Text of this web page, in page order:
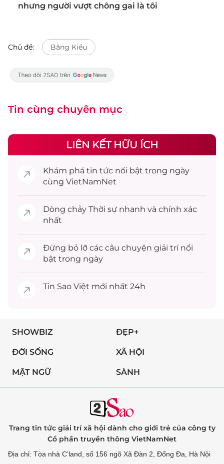
nhưng người vượt chông gai là tôi
Chủ đề: Bằng Kiều
Tin cùng chuyên mục
LIÊN KẾT HỮU ÍCH
Khám phá tin tức nổi bật trong ngày
cùng VietNamNet
Dòng chảy Thời sự nhanh và chính xác
nhất
Đừng bỏ lỡ các câu chuyện giải trínổi
bật trong ngày
Tin Sao Việt mới nhất 24h
SHOWBIZ ĐẸP+
ĐỜI SỐNG XÃ HỘI
MẬT NGỮ SÀNH
Trang tin tức giải trí xã hội dành cho giới trẻ của công ty
Cổ phần truyền thông VietNamNet
Địa chỉ: Tòa nhà C’land, số 156 ngõ Xã Đàn 2, Đống Đa, Hà Nội